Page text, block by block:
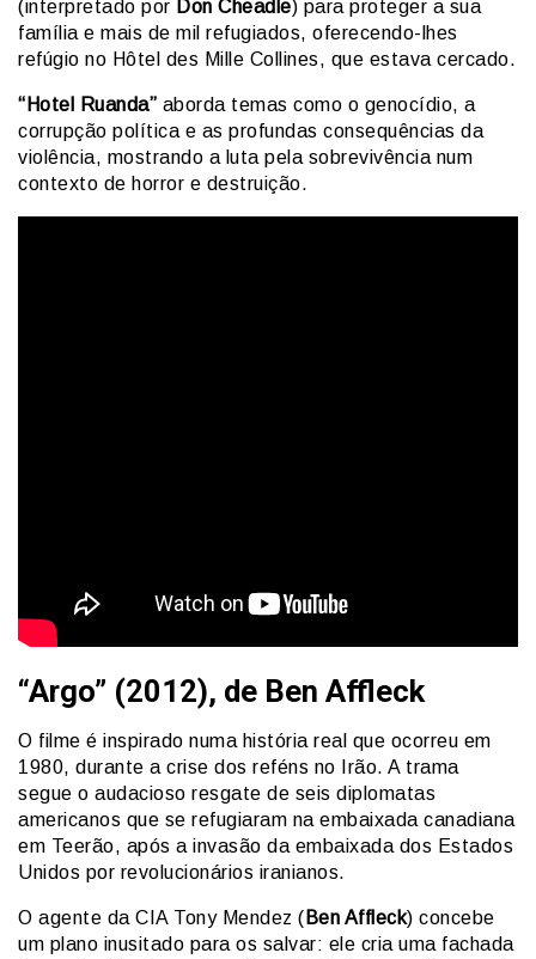
(interpretado por Don Cheadle) para proteger a sua
família e mais de mil refugiados, oferecendo-lhes
refúgio no Hôtel des Mille Collines, que estava cercado.
“Hotel Ruanda” aborda temas como o genocídio, a
corrupção política e as profundas consequências da
violência, mostrando a luta pela sobrevivência num
contexto de horror e destruição.
“Argo” (2012), de Ben Affleck
O filme é inspirado numa história real que ocorreu em
1980, durante a crise dos reféns no Irão. A trama
segue o audacioso resgate de seis diplomatas
americanos que se refugiaram na embaixada canadiana
em Teerão, após a invasão da embaixada dos Estados
Unidos por revolucionários iranianos.
O agente da CIA Tony Mendez ( Ben Affleck) concebe
um plano inusitado para os salvar: ele cria uma fachada